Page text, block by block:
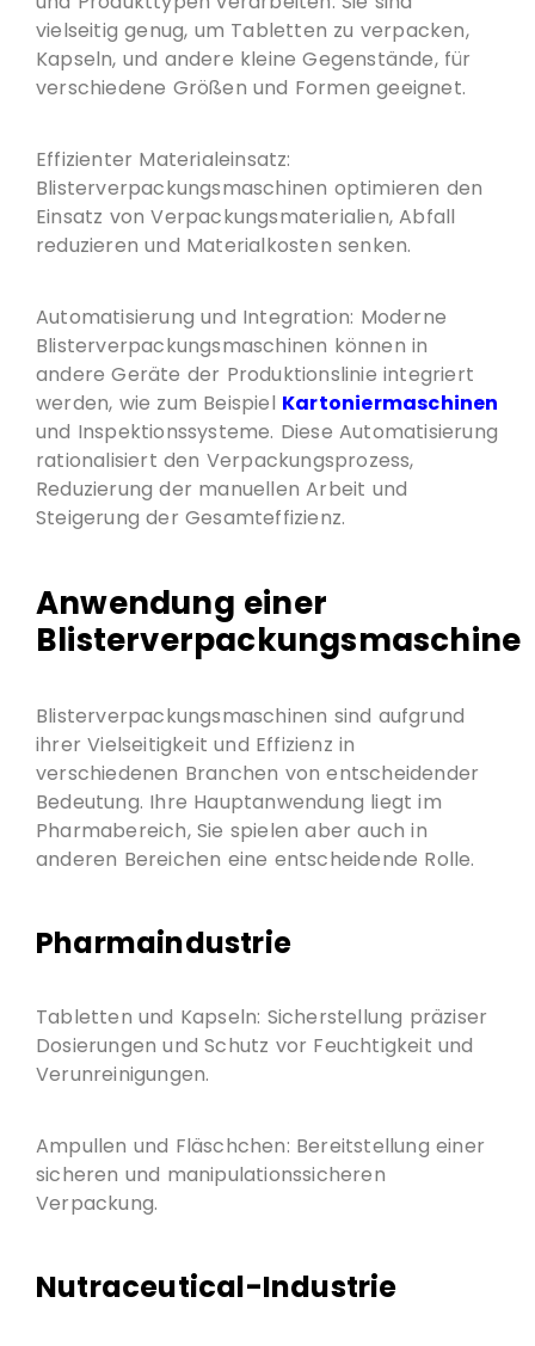
vielseitig genug, um Tabletten zu verpacken,
Kapseln, und andere kleine Gegenstände, für
verschiedene Größen und Formen geeignet.
Effizienter Materialeinsatz:
Blisterverpackungsmaschinen optimieren den
Einsatz von Verpackungsmaterialien, Abfall
reduzieren und Materialkosten senken.
Automatisierung und Integration: Moderne
Blisterverpackungsmaschinen können in
andere Geräte der Produktionslinie integriert
werden, wie zum Beispiel Kartoniermaschinen
und Inspektionssysteme. Diese Automatisierung
rationalisiert den Verpackungsprozess,
Reduzierung der manuellen Arbeit und
Steigerung der Gesamteffizienz.
Anwendung einer
Blisterverpackungsmaschine
Blisterverpackungsmaschinen sind aufgrund
ihrer Vielseitigkeit und Effizienz in
verschiedenen Branchen von entscheidender
Bedeutung. Ihre Hauptanwendung liegt im
Pharmabereich, Sie spielen aber auch in
anderen Bereichen eine entscheidende Rolle.
Pharmaindustrie
Tabletten und Kapseln: Sicherstellung präziser
Dosierungen und Schutz vor Feuchtigkeit und
Verunreinigungen.
Ampullen und Fläschchen: Bereitstellung einer
sicheren und manipulationssicheren
Verpackung.
Nutraceutical-Industrie